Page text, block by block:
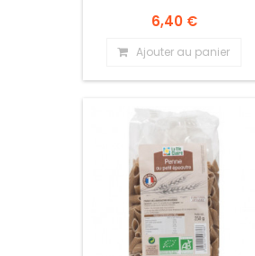
6,40 €
Ajouter au panier